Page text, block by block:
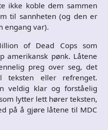
ikke koble dem sammen
til sannheten (og den er
engang var).
of Dead Cops som
amerikansk pønk. Låtene
preg over seg, det
teksten eller refrenget.
veldig klar og forståelig
lytter lett hører teksten,
på å gjøre låtene til MDC